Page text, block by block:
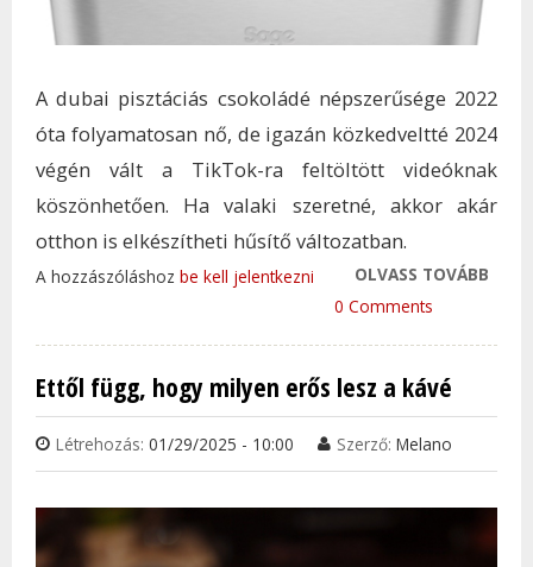
A dubai pisztáciás csokoládé népszerűsége 2022
óta folyamatosan nő, de igazán közkedveltté 2024
végén vált a TikTok-ra feltöltött videóknak
köszönhetően. Ha valaki szeretné, akkor akár
otthon is elkészítheti hűsítő változatban.
OLVASS TOVÁBB
A hozzászóláshoz be kell jelentkezni
0 Comments
Ettől függ, hogy milyen erős lesz a kávé
Létrehozás: 01/29/2025 - 10:00 Szerző: Melano